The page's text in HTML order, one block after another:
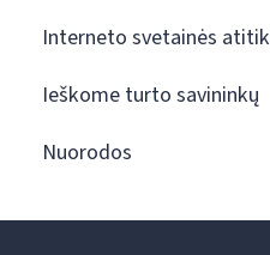
Interneto svetainės
Ieškome turto savininkų
Nuorodos